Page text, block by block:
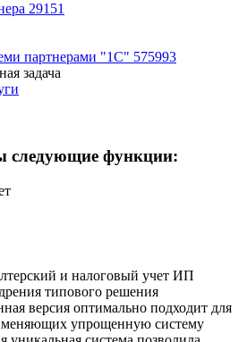
29151
партнерами "1С" 575993
задача
следующие функции:
и налоговый учет ИП
типового решения
версия оптимально подходит для
упрощенную систему